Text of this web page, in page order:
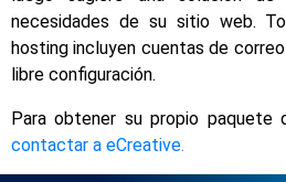
necesidades de su sitio web.
hosting incluyen cuentas de
libre configuración.
Para obtener su propio paquete
contactar a eCreative.